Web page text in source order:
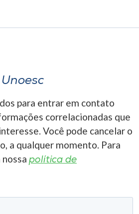
para entrar em contato
correlacionadas que
Você pode cancelar o
a qualquer momento. Para
política de